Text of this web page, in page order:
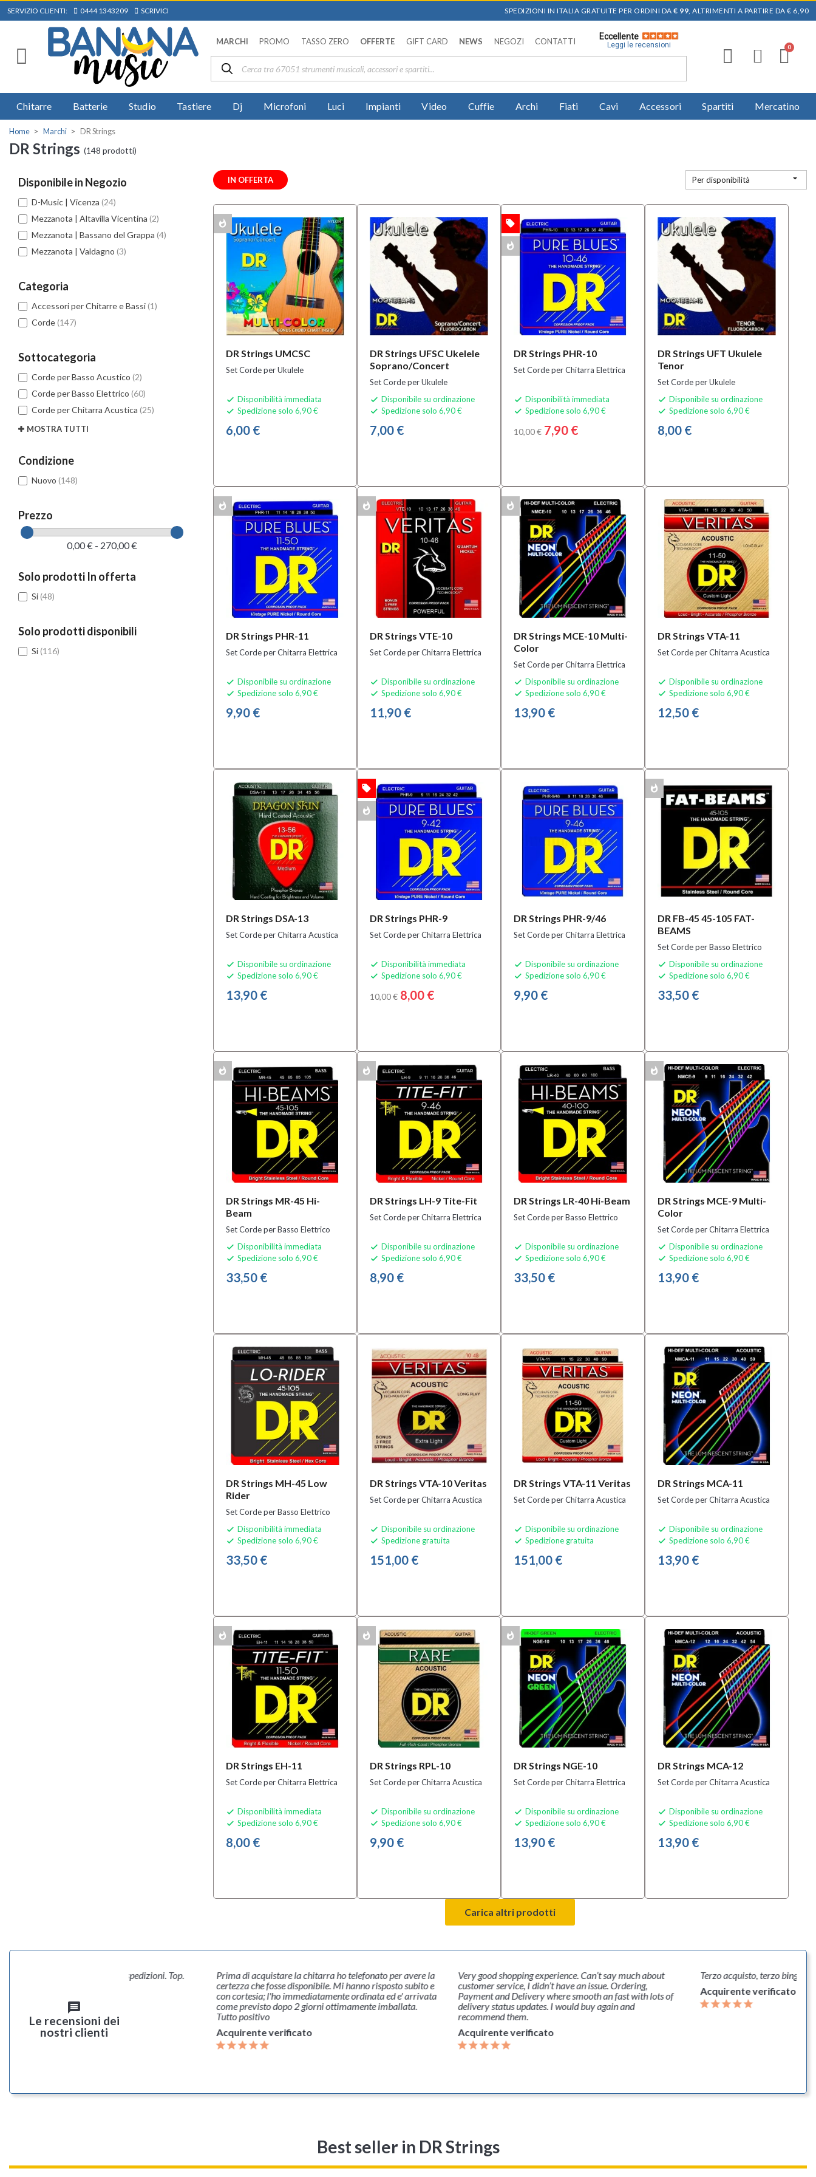
SERVIZIO CLIENTI: 0444 1343209 SCRIVICI SPEDIZIONI IN ITALIA GRATUITE PER ORDINI DA € 99, ALTRIMENTI A PARTIRE DA € 6,90
MARCHI PROMO TASSO ZERO OFFERTE GIFT CARD NEWS NEGOZI CONTATTI
Eccellente
Leggi le recensioni
Chitarre Batterie Studio Tastiere Dj Microfoni Luci Impianti Video Cuffie Archi Fiati Cavi Accessori Spartiti Mercatino
Home Marchi DR Strings
DR Strings (148 prodotti)
Disponibile in Negozio
D-Music | Vicenza (24)
Mezzanota | Altavilla Vicentina (2)
Mezzanota | Bassano del Grappa (4)
Mezzanota | Valdagno (3)
Categoria
Accessori per Chitarre e Bassi(1)
Corde(147)
Sottocategoria
Corde per Basso Acustico (2)
Corde per Basso Elettrico (60)
Corde per Chitarra Acustica (25)
MOSTRA TUTTI
Condizione
Nuovo (148)
Prezzo
0,00 € - 270,00 €
Solo prodotti In offerta
Si(48)
Solo prodotti disponibili
Si(116)
IN OFFERTA Per disponibilità 
DR Strings UMCSC
Set Corde per Ukulele
 Disponibilità immediata
 Spedizione solo 6,90 €
6,00 €
whatshot
DR Strings UFSC Ukelele
Soprano/Concert
Set Corde per Ukulele
 Disponibile su ordinazione
 Spedizione solo 6,90 €
7,00 €
DR Strings PHR-10
Set Corde per Chitarra Elettrica
 Disponibilità immediata
 Spedizione solo 6,90 €
10,00 € 7,90 €
OFFERTA local_offer
MULTIPACK whatshot
DR Strings UFT Ukulele
Tenor
Set Corde per Ukulele
 Disponibile su ordinazione
 Spedizione solo 6,90 €
8,00 €
DR Strings PHR-11
Set Corde per Chitarra Elettrica
 Disponibile su ordinazione
 Spedizione solo 6,90 €
9,90 €
whatshot
DR Strings VTE-10
Set Corde per Chitarra Elettrica
 Disponibile su ordinazione
 Spedizione solo 6,90 €
11,90 €
MULTIPACK whatshot
DR Strings MCE-10 Multi-
Color
Set Corde per Chitarra Elettrica
 Disponibile su ordinazione
 Spedizione solo 6,90 €
13,90 €
MULTIPACK whatshot
DR Strings VTA-11
Set Corde per Chitarra Acustica
 Disponibile su ordinazione
 Spedizione solo 6,90 €
12,50 €
DR Strings DSA-13
Set Corde per Chitarra Acustica
 Disponibile su ordinazione
 Spedizione solo 6,90 €
13,90 €
DR Strings PHR-9
Set Corde per Chitarra Elettrica
 Disponibilità immediata
 Spedizione solo 6,90 €
10,00 € 8,00 €
OFFERTA local_offer
MULTIPACK whatshot
DR Strings PHR-9/46
Set Corde per Chitarra Elettrica
 Disponibile su ordinazione
 Spedizione solo 6,90 €
9,90 €
DR FB-45 45-105 FAT-
BEAMS
Set Corde per Basso Elettrico
 Disponibile su ordinazione
 Spedizione solo 6,90 €
33,50 €
MULTIPACK whatshot
DR Strings MR-45 Hi-
Beam
Set Corde per Basso Elettrico
 Disponibilità immediata
 Spedizione solo 6,90 €
33,50 €
whatshot
DR Strings LH-9 Tite-Fit
Set Corde per Chitarra Elettrica
 Disponibile su ordinazione
 Spedizione solo 6,90 €
8,90 €
MULTIPACK whatshot
DR Strings LR-40 Hi-Beam
Set Corde per Basso Elettrico
 Disponibile su ordinazione
 Spedizione solo 6,90 €
33,50 €
DR Strings MCE-9 Multi-
Color
Set Corde per Chitarra Elettrica
 Disponibile su ordinazione
 Spedizione solo 6,90 €
13,90 €
MULTIPACK whatshot
DR Strings MH-45 Low
Rider
Set Corde per Basso Elettrico
 Disponibilità immediata
 Spedizione solo 6,90 €
33,50 €
DR Strings VTA-10 Veritas
Set Corde per Chitarra Acustica
 Disponibile su ordinazione
 Spedizione gratuita
151,00 €
DR Strings VTA-11 Veritas
Set Corde per Chitarra Acustica
 Disponibile su ordinazione
 Spedizione gratuita
151,00 €
DR Strings MCA-11
Set Corde per Chitarra Acustica
 Disponibile su ordinazione
 Spedizione solo 6,90 €
13,90 €
DR Strings EH-11
Set Corde per Chitarra Elettrica
 Disponibilità immediata
 Spedizione solo 6,90 €
8,00 €
whatshot
DR Strings RPL-10
Set Corde per Chitarra Acustica
 Disponibile su ordinazione
 Spedizione solo 6,90 €
9,90 €
MULTIPACK whatshot
DR Strings NGE-10
Set Corde per Chitarra Elettrica
 Disponibile su ordinazione
 Spedizione solo 6,90 €
13,90 €
MULTIPACK whatshot
DR Strings MCA-12
Set Corde per Chitarra Acustica
 Disponibile su ordinazione
 Spedizione solo 6,90 €
13,90 €
Carica altri prodotti
message
Le recensioni dei
nostri clienti
convenienza e puntualità nelle spedizioni. Top.
verificato
Prima di acquistare la chitarra ho telefonato per avere la
certezza che fosse disponibile. Mi hanno risposto subito e
con cortesia; l'ho immediatamente ordinata ed e' arrivata
come previsto dopo 2 giorni ottimamente imballata.
Tutto positivo
Acquirente verificato
Very good shopping experience. Can’t say much about
customer service, I didn’t have an issue. Ordering,
Payment and Delivery where smooth an fast with lots of
delivery status updates. I would buy again and
recommend them.
Acquirente verificato
Terzo acquisto, terzo bingo
Acquirente verificato
Best seller in DR Strings